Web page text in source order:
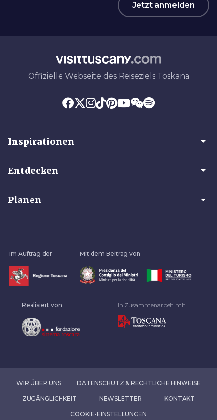
Jetzt anmelden
Offizielle Webseite des Reiseziels Toskana
Inspirationen arrow_drop_down
Entdecken arrow_drop_down
Planen arrow_drop_down
Im Auftrag der Mit dem Beitrag von
Realisiert von In Zusammenarbeit mit
WIR ÜBER UNS DATENSCHUTZ & RECHTLICHE HINWEISE
ZUGÄNGLICHKEIT NEWSLETTER KONTAKT
COOKIE-EINSTELLUNGEN